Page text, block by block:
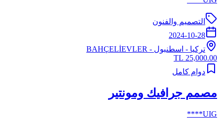
التصميم والفنون
2024-10-28
تركيا - اسطنبول - BAHÇELİEVLER
25,000.00 TL
دوام كامل
مصمم جرافيك ومونتير
UIG****